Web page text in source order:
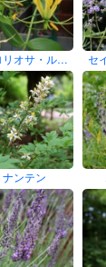
リオサ・ル… セ
ナンテン